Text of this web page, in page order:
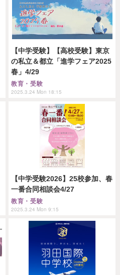
【中学受験】【高校受験】東京
の私立＆都立「進学フェア2025
春」4/29
教育・受験
2025.3.24 Mon 18:15
【中学受験2026】25校参加、春
一番合同相談会4/27
教育・受験
2025.3.24 Mon 9:15